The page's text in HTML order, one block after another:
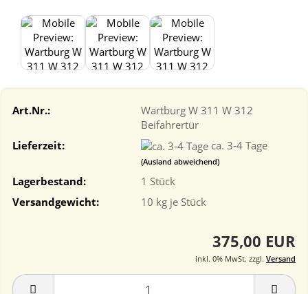
Art.Nr.:
Wartburg W 311 W 312
Beifahrertür
Lieferzeit:
ca. 3-4 Tage
(Ausland abweichend)
Lagerbestand: 1 Stück
Versandgewicht:
10 kg je Stück
375,00 EUR
inkl. 0% MwSt. zzgl. Versand